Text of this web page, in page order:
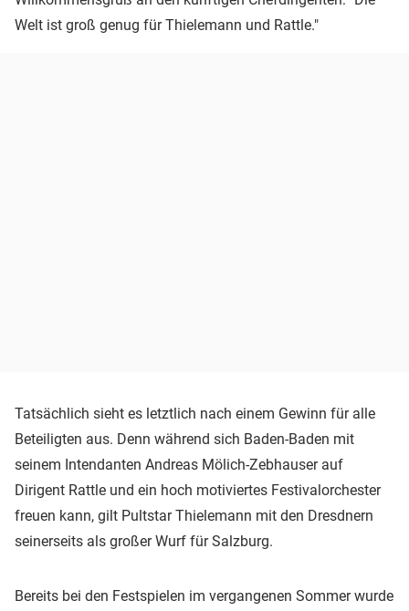
Welt ist groß genug für Thielemann und Rattle."
Tatsächlich sieht es letztlich nach einem Gewinn für alle
Beteiligten aus. Denn während sich Baden-Baden mit
seinem Intendanten Andreas Mölich-Zebhauser auf
Dirigent Rattle und ein hoch motiviertes Festivalorchester
freuen kann, gilt Pultstar Thielemann mit den Dresdnern
seinerseits als großer Wurf für Salzburg.
Bereits bei den Festspielen im vergangenen Sommer wurde